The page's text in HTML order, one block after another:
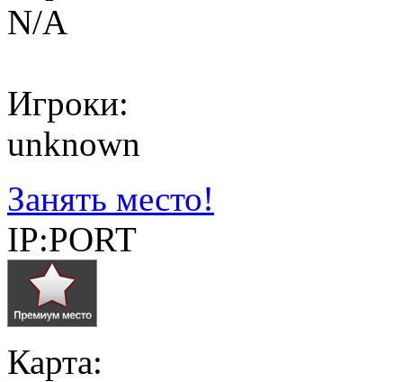
N/A
Игроки:
unknown
Занять место!
IP:PORT
Карта: